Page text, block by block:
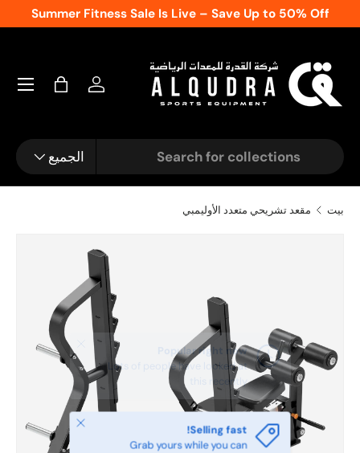
انتقل
Summer Fitness Sale Is Live – Save Up to 50% Off
يبحث نوع المنتج
الجميع
تسجيل الدخول
شنطة
بيت مقعد تشريحي متعدد الأوليمبي
Selling fast!
Grab yours while you can
يغلق